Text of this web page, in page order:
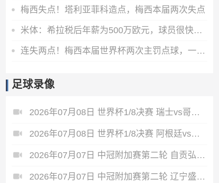
梅西失点！塔利亚菲科造点，梅西本届两次失点
米体：希拉税后年薪为500万欧元，球员很快将抵达米兰接受体检
连失两点！梅西本届世界杯两次主罚点球，一次打偏一次被扑
足球录像
2026年07月08日 世界杯1/8决赛 瑞士vs哥伦比亚 全场录像
2026年07月08日 世界杯1/8决赛 阿根廷vs埃及 全场录像
2026年07月07日 中冠附加赛第二轮 自贡弘祥电碳 VS 大连聚惺晟恒 全场录像
2026年07月07日 中冠附加赛第二轮 辽宁盛京新锐 VS 上海泽天 全场录像